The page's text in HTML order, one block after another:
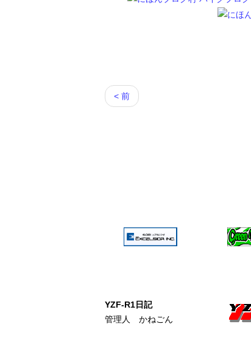
< 前
YZF-R1日記
管理人 かねごん